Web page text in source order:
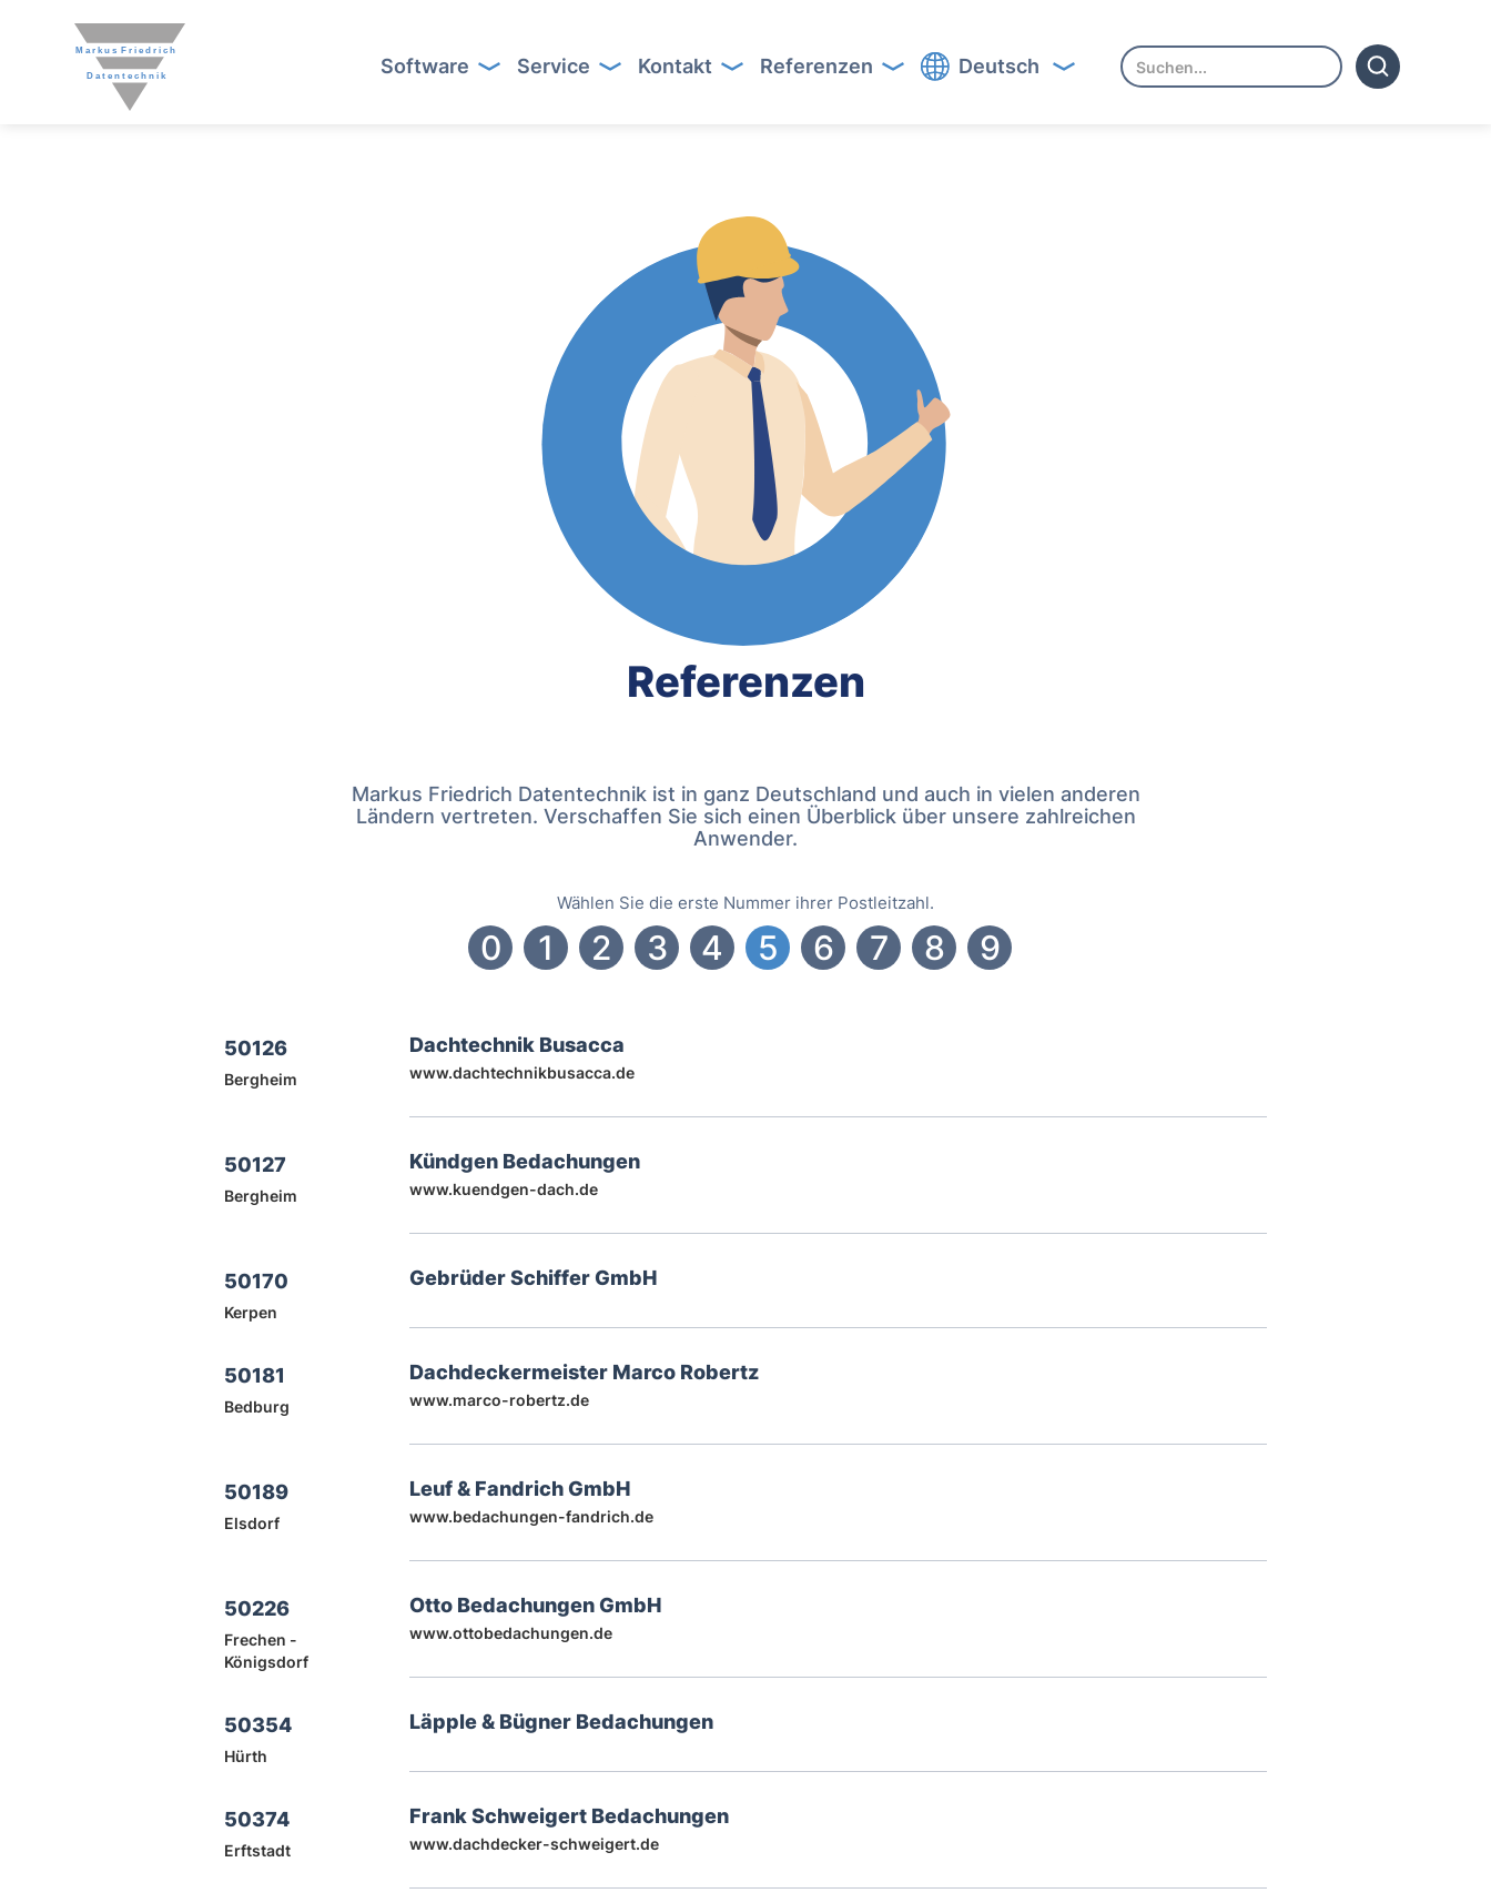
Software
Button Text Button Text
Service Kontakt
Button Text Referenzen
Button Text Deutsch
Button Text
Referenzen
Markus Friedrich Datentechnik ist in ganz Deutschland und auch in vielen anderen
Ländern vertreten. Verschaffen Sie sich einen Überblick über unsere zahlreichen
Anwender.
Wählen Sie die erste Nummer ihrer Postleitzahl.
0 1 2 3 4 5 6 7 8 9
50126
Bergheim
Dachtechnik Busacca
www.dachtechnikbusacca.de
50127
Bergheim
Kündgen Bedachungen
www.kuendgen-dach.de
50170
Kerpen
Gebrüder Schiffer GmbH
50181
Bedburg
Dachdeckermeister Marco Robertz
www.marco-robertz.de
50189
Elsdorf
Leuf & Fandrich GmbH
www.bedachungen-fandrich.de
50226
Frechen -
Königsdorf
Otto Bedachungen GmbH
www.ottobedachungen.de
50354
Hürth
Läpple & Bügner Bedachungen
50374
Erftstadt
Frank Schweigert Bedachungen
www.dachdecker-schweigert.de